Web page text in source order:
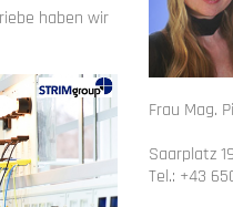
haben wir
Frau Mag.
Saarplatz
Tel.: +43